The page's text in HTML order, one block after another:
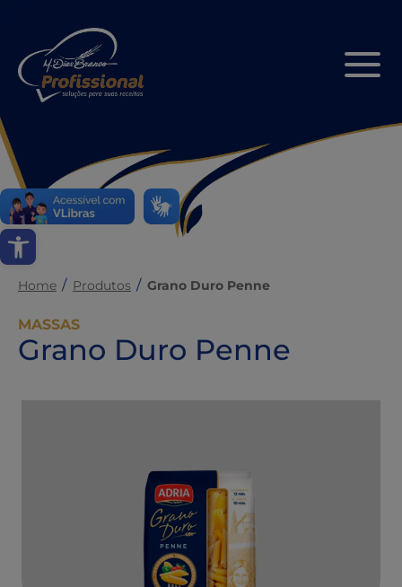
Abrir a barra de ferramentas
Home Produtos Grano Duro Penne
MASSAS
Grano Duro Penne